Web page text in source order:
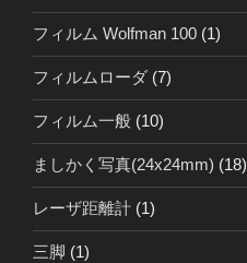
フィルム Wolfman 100 (1)
フィルムローダ (7)
フィルム一般 (10)
ましかく写真(24x24mm) (18)
レーザ距離計 (1)
三脚 (1)